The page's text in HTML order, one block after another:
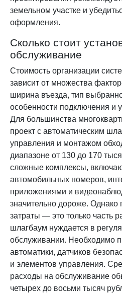
земельном участке и
оформления.
Сколько стоит
обслуживание
Стоимость организации
зависит от множества
ширина въезда, тип
особенности подключения и
Для большинства
проект с автоматическим
управления и монтажом
диапазоне от 130 до 170
сложные комплексы,
автомобильных номеров,
приложениями и
значительно дороже. Однако
затраты — это только часть
шлагбаум нуждается в
обслуживании. Необходимо
автоматики, датчиков
и элементов управления.
расходы на обслуживание
четырех до восьми тысяч